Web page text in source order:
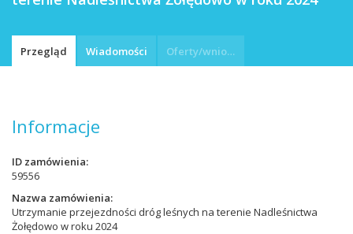
Przegląd Wiadomości Oferty/wnioski
Informacje
ID zamówienia
59556
Nazwa zamówienia
Utrzymanie przejezdności dróg leśnych na terenie Nadleśnictwa
Żołędowo w roku 2024